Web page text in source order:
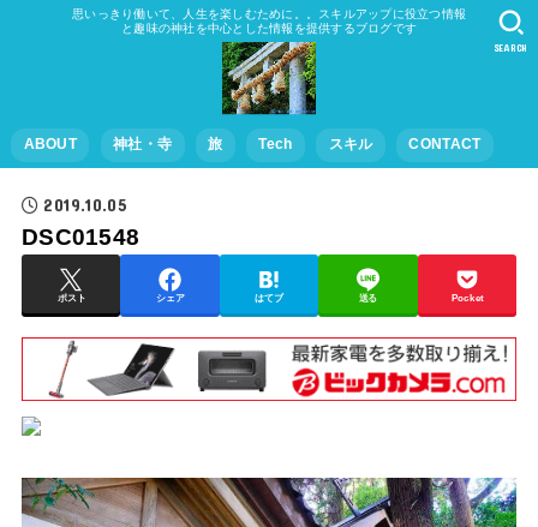
思いっきり働いて、人生を楽しむために。。スキルアップに役立つ情報
と趣味の神社を中心とした情報を提供するブログです
ABOUT 神社・寺 旅 Tech スキル CONTACT
SEARCH
2019.10.05
DSC01548
ポスト シェア はてブ 送る Pocket